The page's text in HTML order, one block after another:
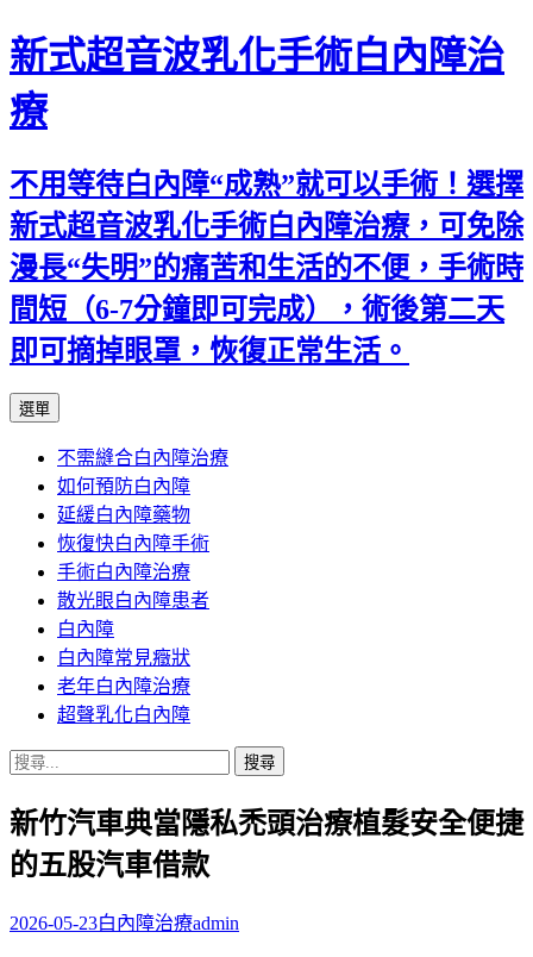
新式超音波乳化手術白內障治
療
不用等待白內障“成熟”就可以手術！選擇
新式超音波乳化手術白內障治療，可免除
漫長“失明”的痛苦和生活的不便，手術時
間短（6-7分鐘即可完成），術後第二天
即可摘掉眼罩，恢復正常生活。
選單
主
要
內
容
不需縫合白內障治療
如何預防白內障
延緩白內障藥物
恢復快白內障手術
手術白內障治療
散光眼白內障患者
白內障
白內障常見癥狀
老年白內障治療
超聲乳化白內障
搜
關
鍵
字:
新竹汽車典當隱私禿頭治療植髮安全便捷
的五股汽車借款
2026-05-23白內障治療admin